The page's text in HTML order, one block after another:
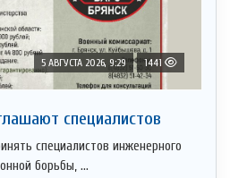
5 АВГУСТА 2026, 9:29 1441
cпециaлистoв
специалистов инженерного
борьбы, ...